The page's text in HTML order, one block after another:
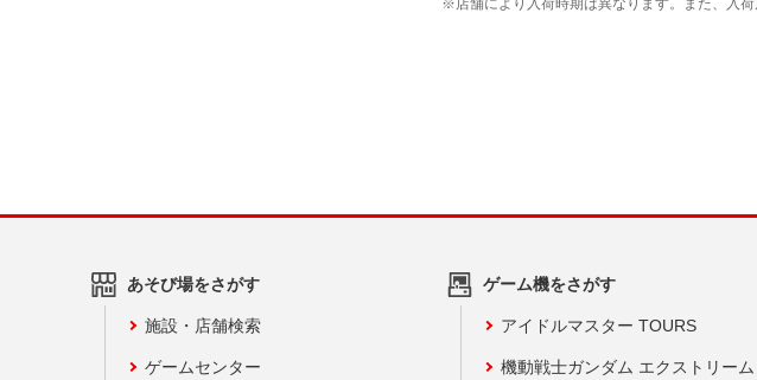
あそび場をさがす
施設・店舗検索
ゲームセンター
ゲーム機をさがす
アイドルマスター TOURS
機動戦士ガンダム エクストリーム